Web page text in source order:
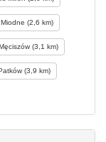
(2,6 km)
(3,1 km)
(3,9 km)